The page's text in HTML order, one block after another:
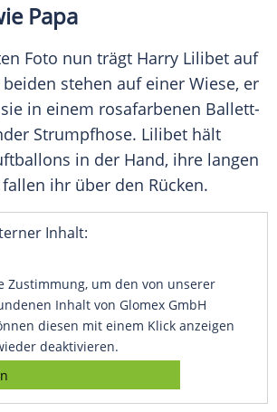
Papa
Foto nun trägt Harry Lilibet auf
stehen auf einer Wiese, er
in einem rosafarbenen Ballett-
Strumpfhose. Lilibet hält
in der Hand, ihre langen
ihr über den Rücken.
Inhalt:
Zustimmung, um den von unserer
Inhalt von Glomex GmbH
diesen mit einem Klick anzeigen
deaktivieren.